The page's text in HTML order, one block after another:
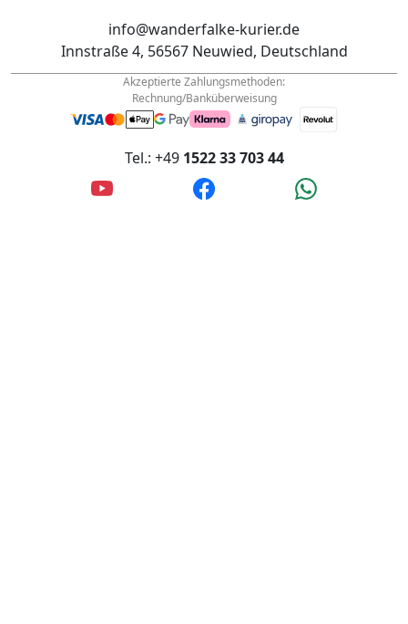
Innstraße 4, 56567 Neuwied, Deutschland
Akzeptierte Zahlungsmethoden:
Rechnung/Banküberweisung